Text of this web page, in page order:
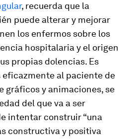
, recuerda que la
puede alterar y mejorar
los enfermos sobre los
hospitalaria y el origen
propias dolencias. Es
al paciente de
gráficos y animaciones, se
del que va a ser
intentar construir “una
constructiva y positiva